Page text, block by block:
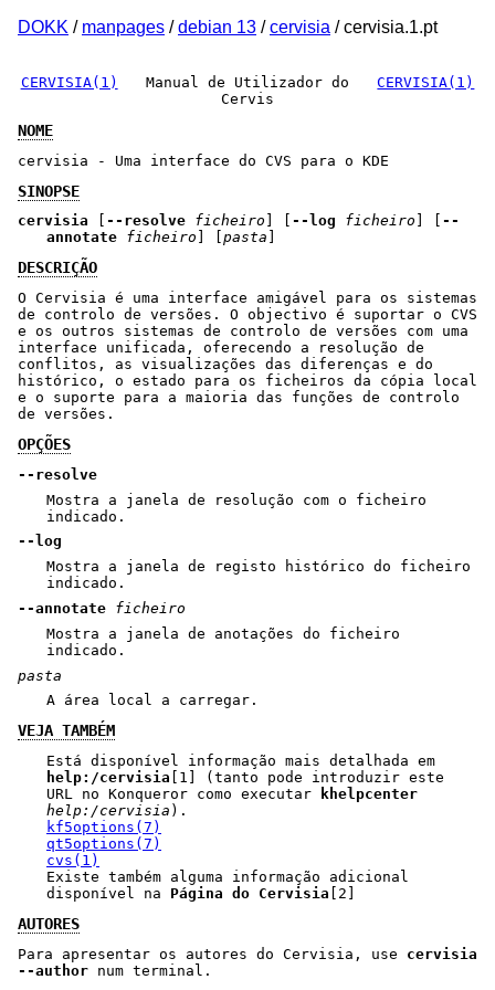
DOKK / manpages /debian 13 /cervisia / cervisia.1.pt
CERVISIA(1)
Manual de Utilizador do
Cervis
CERVISIA(1)
NOME
cervisia - Uma interface do CVS para o KDE
SINOPSE
cervisia --resolve ficheiro --log ficheiro
--
annotate ficheiro pasta
DESCRIÇÃO
O Cervisia é uma interface amigável para os sistemas
de controlo de versões. O objectivo é suportar o CVS
e os outros sistemas de controlo de versões com uma
interface unificada, oferecendo a resolução de
conflitos, as visualizações das diferenças e do
histórico, o estado para os ficheiros da cópia local
e o suporte para a maioria das funções de controlo
de versões.
OPÇÕES
--resolve
Mostra a janela de resolução com o ficheiro
indicado.
--log
Mostra a janela de registo histórico do ficheiro
indicado.
--annotate ficheiro
Mostra a janela de anotações do ficheiro
indicado.
pasta
A área local a carregar.
VEJA TAMBÉM
Está disponível informação mais detalhada em
help:/cervisia [1] (tanto pode introduzir este
URL no Konqueror como executar
khelpcenter
help:/cervisia ).
kf5options(7)
qt5options(7)
cvs(1)
Existe também alguma informação adicional
disponível na Página do Cervisia [2]
AUTORES
Para apresentar os autores do Cervisia, use cervisia
--author num terminal.